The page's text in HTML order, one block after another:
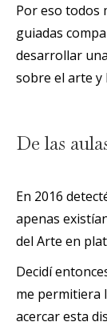
Por eso todos
guiadas
desarrollar
sobre el arte y
De las
En 2016
apenas
del Arte en
Decidí
me permitiera
acercar esta